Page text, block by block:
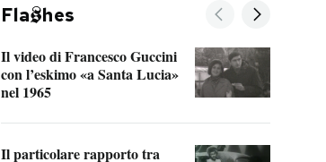
Fla hes
Il video di Francesco Guccini
con l’eskimo «a Santa Lucia»
nel 1965
Il particolare rapporto tra